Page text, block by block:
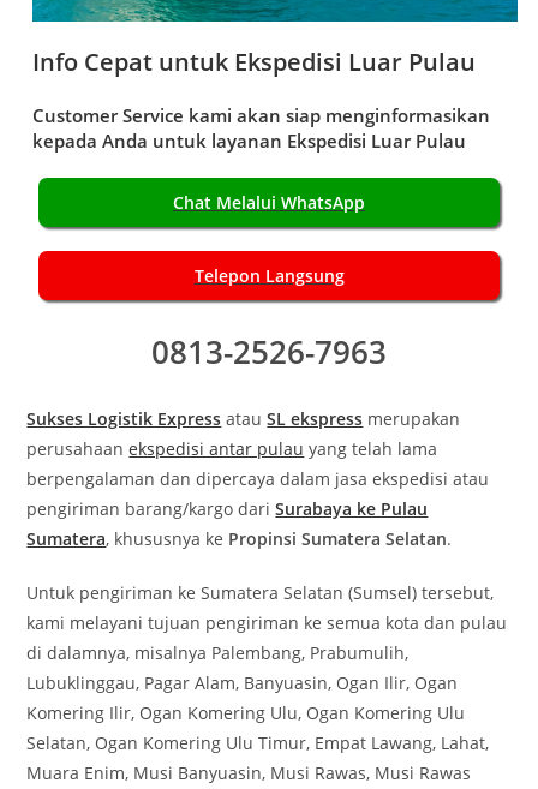
Info Cepat untuk Ekspedisi Luar Pulau
Customer Service kami akan siap menginformasikan
kepada Anda untuk layanan Ekspedisi Luar Pulau
Chat Melalui WhatsApp
Telepon Langsung
0813-2526-7963
Sukses Logistik Express atauSL ekspress merupakan
perusahaanekspedisi antar pulau yang telah lama
berpengalaman dan dipercaya dalam jasa ekspedisi atau
pengiriman barang/kargo dariSurabaya ke Pulau
Sumatera, khususnya ke Propinsi Sumatera Selatan.
Untuk pengiriman ke Sumatera Selatan (Sumsel) tersebut,
kami melayani tujuan pengiriman ke semua kota dan pulau
di dalamnya, misalnya Palembang, Prabumulih,
Lubuklinggau, Pagar Alam, Banyuasin, Ogan Ilir, Ogan
Komering Ilir, Ogan Komering Ulu, Ogan Komering Ulu
Selatan, Ogan Komering Ulu Timur, Empat Lawang, Lahat,
Muara Enim, Musi Banyuasin, Musi Rawas, Musi Rawas